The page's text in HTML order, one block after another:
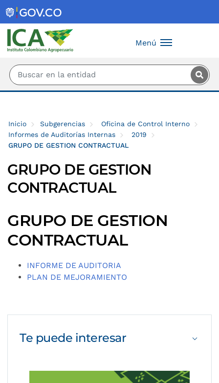
Menú
Inicio Subgerencias
Oficina de Control Interno
Informes de Auditorías Internas
2019
GRUPO DE GESTION CONTRACTUAL
GRUPO DE GESTION
CONTRACTUAL
GRUPO DE GESTION
CONTRACTUAL
INFORME DE AUDITORIA
PLAN DE MEJORAMIENTO
Te puede interesar